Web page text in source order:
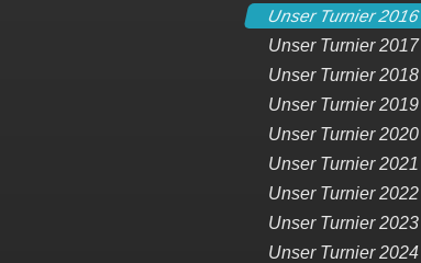
Unser Turnier 2016
Unser Turnier 2017
Unser Turnier 2018
Unser Turnier 2019
Unser Turnier 2020
Unser Turnier 2021
Unser Turnier 2022
Unser Turnier 2023
Unser Turnier 2024